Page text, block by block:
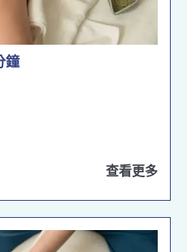
鐘
查看更多